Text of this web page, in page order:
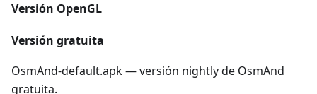
Versión OpenGL
Versión gratuita
OsmAnd-default.apk — versión nightly de OsmAnd
gratuita.